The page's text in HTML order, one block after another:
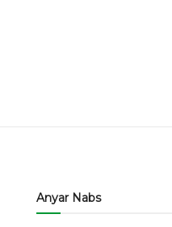
Anyar Nabs